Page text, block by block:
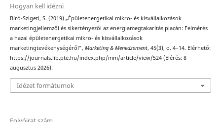
Hogyan kell idézni
Bíró-Szigeti, S. (2019) „Épületenergetikai mikro- és kisvállalkozások
marketingjellemzői és sikertényezői az energiamegtakarítás piacán: Felmérés
a hazai épületenergetikai mikro- és kisvállalkozások
marketingtevékenységéről”, Marketing & Menedzsment, 45(3), o. 4–14. Elérhető:
https://journals.lib.pte.hu/index.php/mm/article/view/524 (Elérés: 8
augusztus 2026).
Idézet formátumok